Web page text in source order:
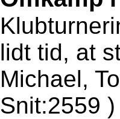
lidt tid, at
Michael,
Snit:2559